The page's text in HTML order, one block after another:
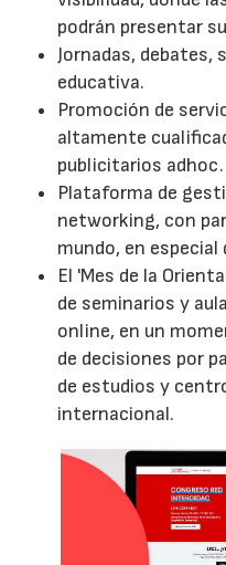
podrán presentar
Jornadas, debates,
educativa.
Promoción de
altamente
publicitarios adhoc.
Plataforma de
networking, con
mundo, en especial
El 'Mes de la
de seminarios y
online, en un
de decisiones por
de estudios y
internacional.